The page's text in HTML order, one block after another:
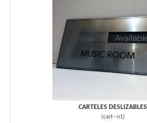
CARTELES DESLIZABLES
(cart--n1)